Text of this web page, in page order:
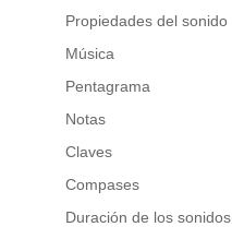
Propiedades del sonido
Música
Pentagrama
Notas
Claves
Compases
Duración de los sonidos